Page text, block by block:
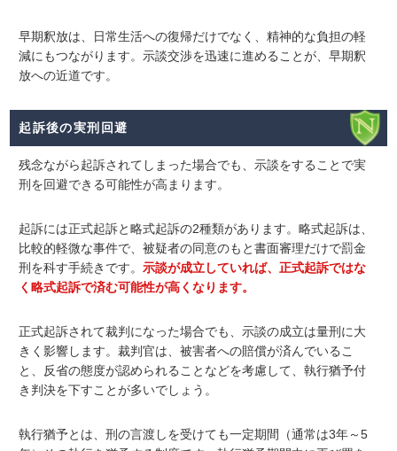
早期釈放は、日常生活への復帰だけでなく、精神的な負担の軽
減にもつながります。示談交渉を迅速に進めることが、早期釈
放への近道です。
起訴後の実刑回避
残念ながら起訴されてしまった場合でも、示談をすることで実
刑を回避できる可能性が高まります。
起訴には正式起訴と略式起訴の2種類があります。略式起訴は、
比較的軽微な事件で、被疑者の同意のもと書面審理だけで罰金
刑を科す手続きです。示談が成立していれば、正式起訴ではな
く略式起訴で済む可能性が高くなります。
正式起訴されて裁判になった場合でも、示談の成立は量刑に大
きく影響します。裁判官は、被害者への賠償が済んでいるこ
と、反省の態度が認められることなどを考慮して、執行猶予付
き判決を下すことが多いでしょう。
執行猶予とは、刑の言渡しを受けても一定期間（通常は3年～5